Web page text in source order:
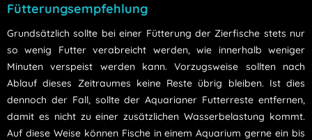
Fütterungsempfehlung
Grundsätzlich sollte bei einer Fütterung der Zierfische stets nur
so wenig Futter verabreicht werden, wie innerhalb weniger
Minuten verspeist werden kann. Vorzugsweise sollten nach
Ablauf dieses Zeitraumes keine Reste übrig bleiben. Ist dies
dennoch der Fall, sollte der Aquarianer Futterreste entfernen,
damit es nicht zu einer zusätzlichen Wasserbelastung kommt.
Auf diese Weise können Fische in einem Aquarium gerne ein bis